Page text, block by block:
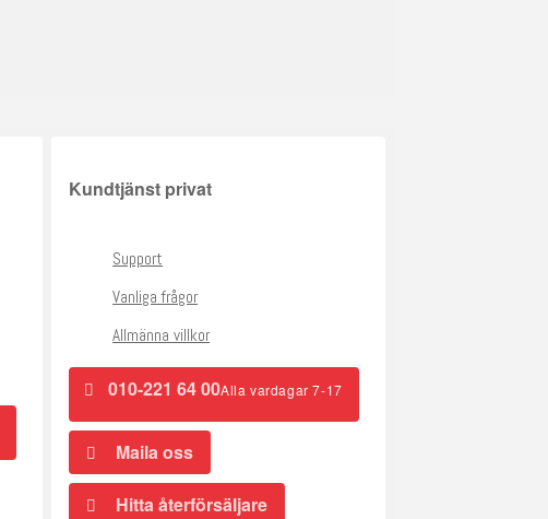
Kundtjänst privat
Support
Vanliga frågor
Allmänna villkor
010-221 64 00Alla vardagar 7-17
Maila oss
Hitta återförsäljare